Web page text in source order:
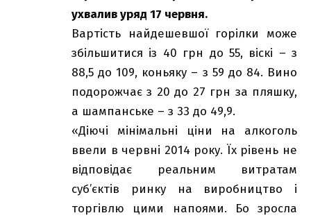
ухвалив уряд 17 червня.
Вартість найдешевшої горілки може
збільшитися із 40 грн до 55, віскі – з
88,5 до 109, коньяку – з 59 до 84. Вино
подорожчає з 20 до 27 грн за пляшку,
а шампанське – з 33 до 49,9.
«Діючі мінімальні ціни на алкоголь
ввели в червні 2014 року. Їх рівень не
відповідає реальним витратам
суб’єктів ринку на виробництво і
торгівлю цими напоями. Бо зросла